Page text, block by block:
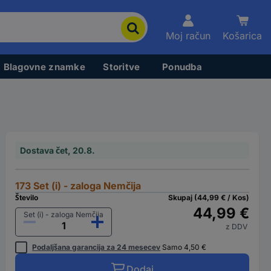
Moj račun Košarica
Blagovne znamke Storitve Ponudba
Dostava čet, 20.8.
173 Set (i) - zaloga Nemčija
Število
Set (i) - zaloga Nemčija
Skupaj (44,99 € / Kos)
44,99 €
z DDV
Podaljšana garancija za 24 mesecev Samo 4,50 €